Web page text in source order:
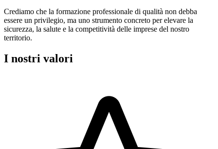
Crediamo che la formazione professionale di qualità non debba
essere un privilegio, ma uno strumento concreto per elevare la
sicurezza, la salute e la competitività delle imprese del nostro
territorio.
I nostri valori